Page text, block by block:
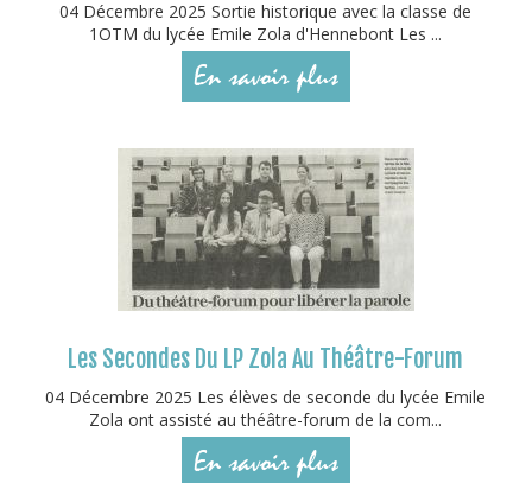
04 Décembre 2025 Sortie historique avec la classe de
1OTM du lycée Emile Zola d'Hennebont Les ...
En savoir plus
Les Secondes Du LP Zola Au Théâtre-Forum
04 Décembre 2025 Les élèves de seconde du lycée Emile
Zola ont assisté au théâtre-forum de la com...
En savoir plus